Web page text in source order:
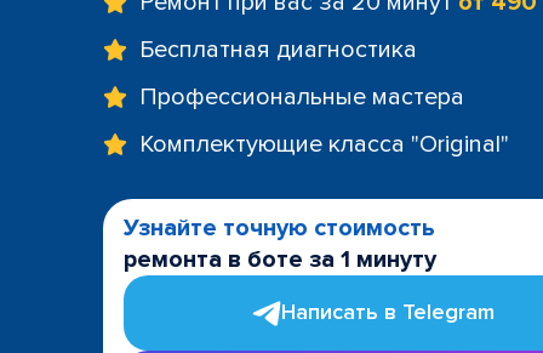
Бесплатная диагностика
Профессиональные мастера
Комплектующие класса "Original"
Узнайте точную стоимость
ремонта в боте за 1 минуту
Написать в Telegram